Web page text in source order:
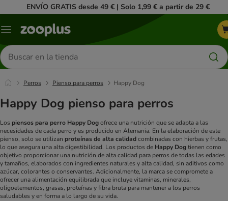
ENVÍO GRATIS desde 49 € | Solo 1,99 € a partir de 29 €
Menú
Buscar
productos
Perros Pienso para perros Happy Dog
Happy Dog pienso para perros
Los piensos para perro Happy Dogofrece una nutrición que se adapta a las
necesidades de cada perro y es producido en Alemania. En la elaboración de este
pienso, solo se utilizan proteínas de alta calidadcombinadas con hierbas y frutas,
lo que asegura una alta digestibilidad. Los productos de Happy Dogtienen como
objetivo proporcionar una nutrición de alta calidad para perros de todas las edades
y tamaños, elaborados con ingredientes naturales y alta calidad, sin aditivos como
azúcar, colorantes o conservantes. Adicionalmente, la marca se compromete a
ofrecer una alimentación equilibrada que incluye vitaminas, minerales,
oligoelementos, grasas, proteínas y fibra bruta para mantener a los perros
saludables y en forma a lo largo de su vida.